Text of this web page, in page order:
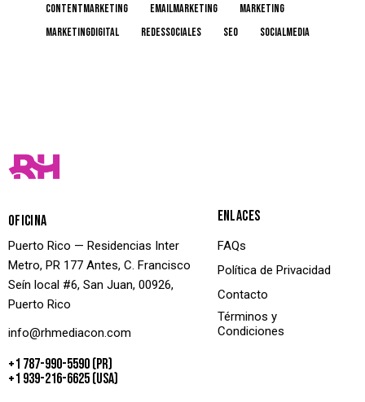
contentmarketing emailmarketing
marketing
marketingdigital
redessociales Seo socialmedia
OFICINA
Puerto Rico — Residencias Inter
Metro, PR 177 Antes, C. Francisco
Seín local #6, San Juan, 00926,
Puerto Rico
info@rhmediacon.com
+1 787-990-5590 (PR)
+1 939-216-6625 (USA)
ENLACES
FAQs
Política de Privacidad
Contacto
Términos y
Condiciones